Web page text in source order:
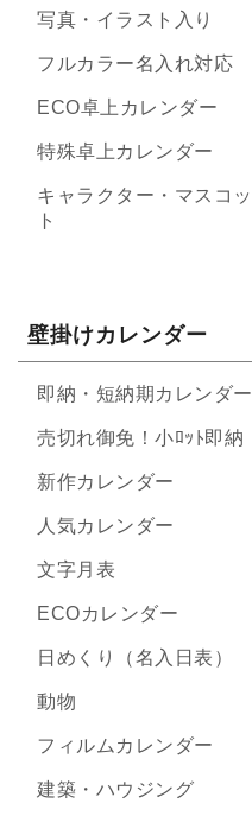
写真・イラスト入り
フルカラー名入れ対応
ECO卓上カレンダー
特殊卓上カレンダー
キャラクター・マスコッ
ト
壁掛けカレンダー
即納・短納期カレンダー
売切れ御免！小ﾛｯﾄ即納
新作カレンダー
人気カレンダー
文字月表
ECOカレンダー
日めくり（名入日表）
動物
フィルムカレンダー
建築・ハウジング